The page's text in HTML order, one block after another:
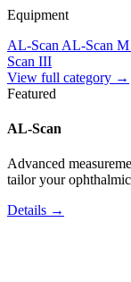
Equipment
AL-Scan AL-Scan M
Scan III
View full category →
Featured
AL-Scan
Advanced
tailor your
Details →